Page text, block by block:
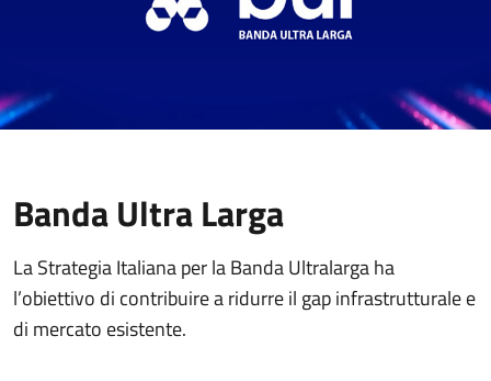
Banda Ultra Larga
La Strategia Italiana per la Banda Ultralarga ha
l’obiettivo di contribuire a ridurre il gap infrastrutturale e
di mercato esistente.